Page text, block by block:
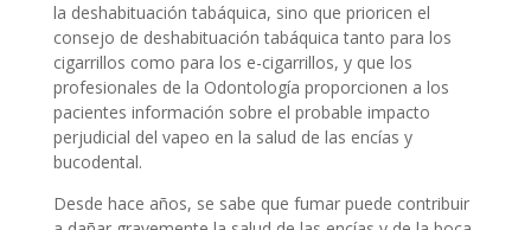
la deshabituación tabáquica, sino que prioricen el
consejo de deshabituación tabáquica tanto para los
cigarrillos como para los e-cigarrillos, y que los
profesionales de la Odontología proporcionen a los
pacientes información sobre el probable impacto
perjudicial del vapeo en la salud de las encías y
bucodental.
Desde hace años, se sabe que fumar puede contribuir